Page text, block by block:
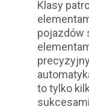
Klasy
pojazdów
to tylko